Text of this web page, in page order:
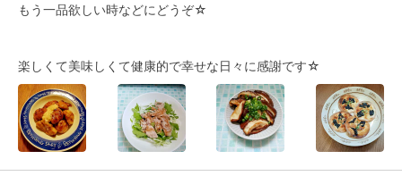
もう一品欲しい時などにどうぞ☆
楽しくて美味しくて健康的で幸せな日々に感謝です☆